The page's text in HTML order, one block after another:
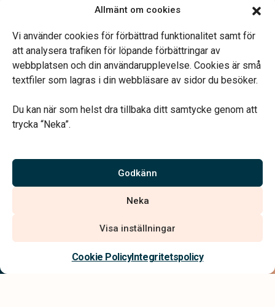
Allmänt om cookies
Vi använder cookies för förbättrad funktionalitet samt för
att analysera trafiken för löpande förbättringar av
webbplatsen och din användarupplevelse. Cookies är små
textfiler som lagras i din webbläsare av sidor du besöker.
Du kan när som helst dra tillbaka ditt samtycke genom att
trycka “Neka”.
Godkänn
Neka
Visa inställningar
Cookie PolicyIntegritetspolicy
Kontakta oss
Lunchstängt 12.00 – 12.45
Vårt systerbolag Verahill hjälper dig med familjejuridiken –
Vi är auktoriserade av Sveriges Begravningsbyråers Förbund och
har högt ställda krav på utbildning, kvalitet, miljö och arbetsmiljö.